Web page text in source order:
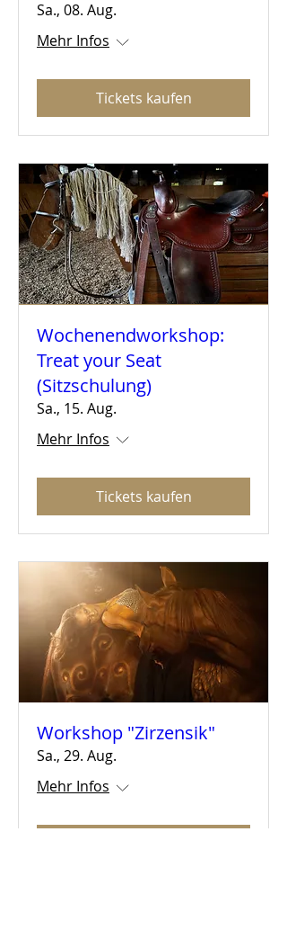
Sa., 08. Aug.
Mehr Infos
Tickets kaufen
Wochenendworkshop:
Treat your Seat
(Sitzschulung)
Sa., 15. Aug.
Mehr Infos
Tickets kaufen
Workshop "Zirzensik"
Sa., 29. Aug.
Mehr Infos